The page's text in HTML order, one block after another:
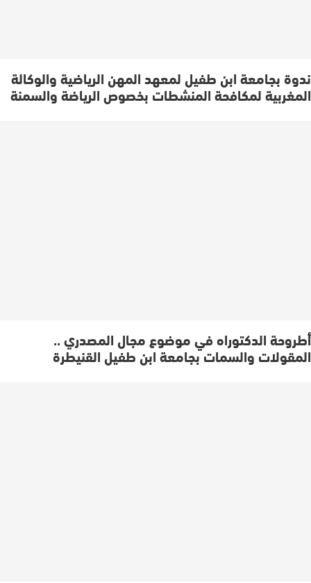
ندوة بجامعة ابن طفيل لمعهد المهن الرياضية والوكالة
المغربية لمكافحة المنشطات بخصوص الرياضة والسمنة
أطروحة الدكتوراه في موضوع مجال المصدري ..
المقولات والسمات بجامعة ابن طفيل القنيطرة